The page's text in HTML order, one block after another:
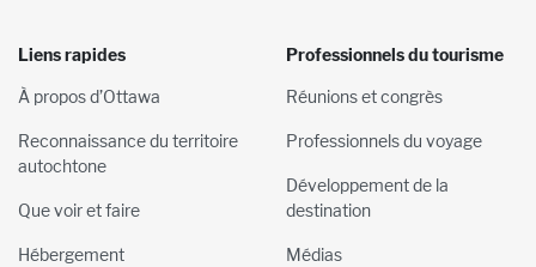
Liens rapides
À propos d’Ottawa
Reconnaissance du territoire
autochtone
Que voir et faire
Hébergement
Professionnels du tourisme
Réunions et congrès
Professionnels du voyage
Développement de la
destination
Médias